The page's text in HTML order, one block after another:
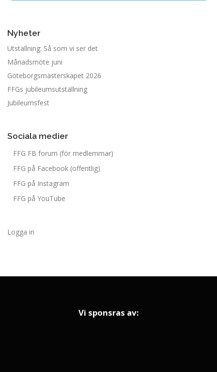
Nyheter
Utställning: Så som vi ser det
Månadsmöte juni
Göteborgsmästerskapet 2026
FFGs jubileumsutställning
Jubileumsfest
Sociala medier
FFG FB forum (för medlemmar)
FFG på Facebook (offentlig)
FFG på Instagram
FFG på YouTube
Logga in
Vi sponsras av: